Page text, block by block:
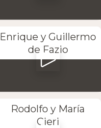
Enrique y Guillermo
de Fazio
Rodolfo y María
Cieri